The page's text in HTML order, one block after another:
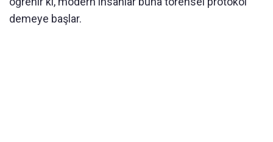
demeye başlar.